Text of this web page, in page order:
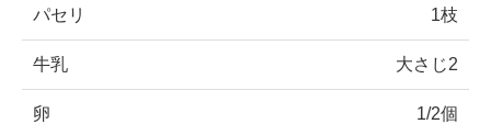
パセリ 1枝
牛乳 大さじ2
卵 1/2個